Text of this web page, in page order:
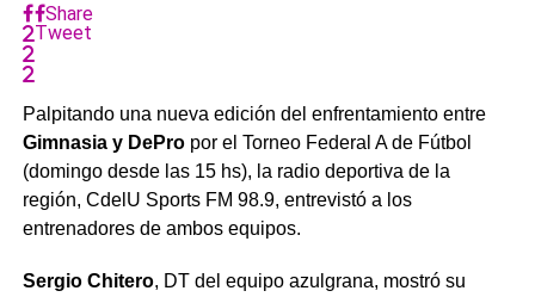
Share
Tweet
Palpitando una nueva edición del enfrentamiento entre
Gimnasia y DePropor el Torneo Federal A de Fútbol
(domingo desde las 15 hs), la radio deportiva de la
región, CdelU Sports FM 98.9, entrevistó a los
entrenadores de ambos equipos.
Sergio Chitero, DT del equipo azulgrana, mostró su